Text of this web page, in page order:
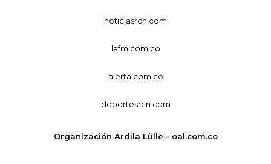
noticiasrcn.com
lafm.com.co
alerta.com.co
deportesrcn.com
Organización Ardila Lülle - oal.com.co